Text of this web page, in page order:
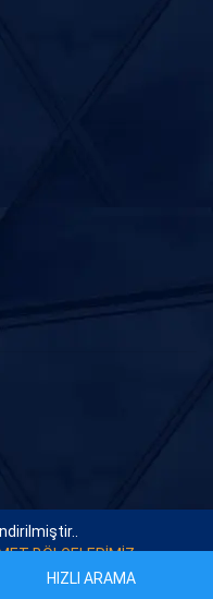
BÖLGELERİMİZ
. Tüm Hakları Saklıdır.
HIZLI ARAMA